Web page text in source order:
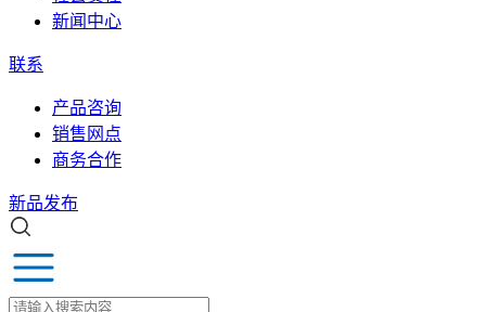
新闻中心
联系
产品咨询
销售网点
商务合作
新品发布